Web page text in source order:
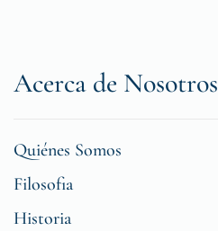
Acerca de Nosotros
Quiénes Somos
Filosofia
Historia